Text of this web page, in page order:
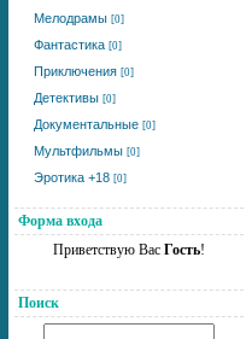
Мелодрамы [0]
Фантастика [0]
Приключения [0]
Детективы [0]
Документальные [0]
Мультфильмы [0]
Эротика +18 [0]
Форма входа
Приветствую Вас Гость!
Поиск